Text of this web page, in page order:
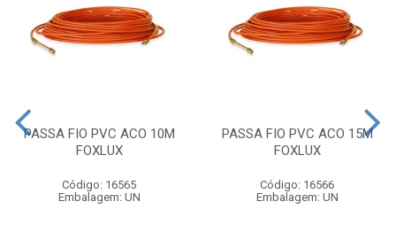
PASSA FIO PVC ACO 10M
FOXLUX
Código: 16565
Embalagem: UN
PASSA FIO PVC ACO 15M
FOXLUX
Código: 16566
Embalagem: UN